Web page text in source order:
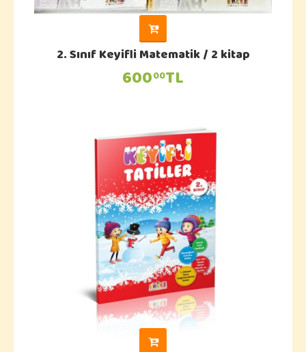
2. Sınıf Keyifli Matematik / 2 kitap
60000TL